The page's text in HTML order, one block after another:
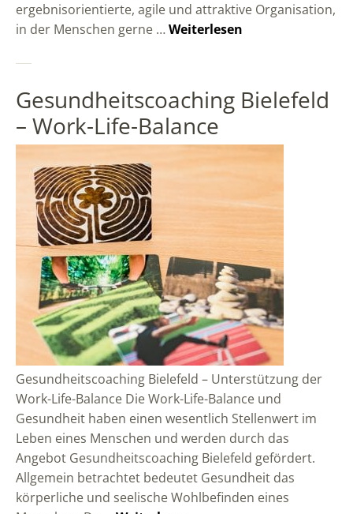
ergebnisorientierte, agile und attraktive Organisation,
in der Menschen gerne …Weiterlesen
Gesundheitscoaching Bielefeld
– Work-Life-Balance
Gesundheitscoaching Bielefeld – Unterstützung der
Work-Life-Balance Die Work-Life-Balance und
Gesundheit haben einen wesentlich Stellenwert im
Leben eines Menschen und werden durch das
Angebot Gesundheitscoaching Bielefeld gefördert.
Allgemein betrachtet bedeutet Gesundheit das
körperliche und seelische Wohlbefinden eines